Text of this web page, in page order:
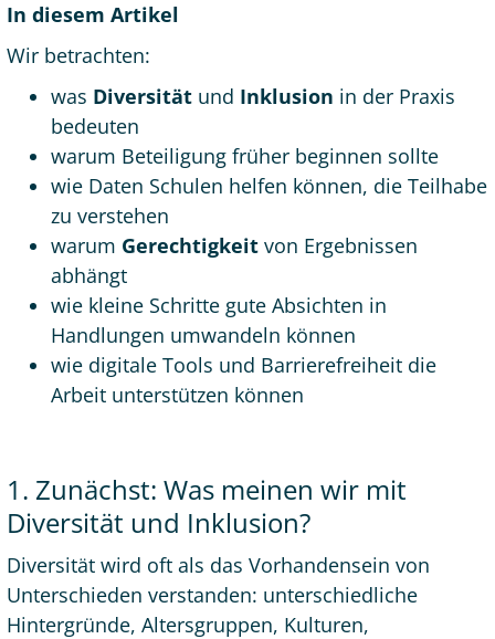
In diesem Artikel
Wir betrachten:
was Diversität und Inklusion in der Praxis
bedeuten
warum Beteiligung früher beginnen sollte
wie Daten Schulen helfen können, die Teilhabe
zu verstehen
warum Gerechtigkeit von Ergebnissen
abhängt
wie kleine Schritte gute Absichten in
Handlungen umwandeln können
wie digitale Tools und Barrierefreiheit die
Arbeit unterstützen können
1. Zunächst: Was meinen wir mit
Diversität und Inklusion?
Diversität wird oft als das Vorhandensein von
Unterschieden verstanden: unterschiedliche
Hintergründe, Altersgruppen, Kulturen,